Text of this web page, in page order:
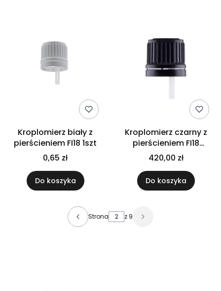
Kroplomierz biały z
pierścieniem FI18 1szt
0,65 zł
Do koszyka
Kroplomierz czarny z
pierścieniem FI18
1000szt
420,00 zł
Do koszyka
Strona z 9